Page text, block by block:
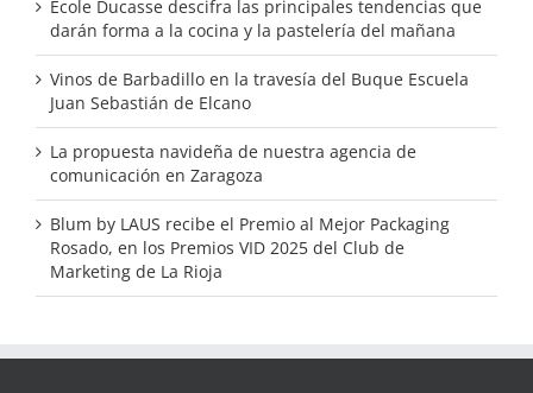
École Ducasse descifra las principales tendencias que
darán forma a la cocina y la pastelería del mañana
Vinos de Barbadillo en la travesía del Buque Escuela
Juan Sebastián de Elcano
La propuesta navideña de nuestra agencia de
comunicación en Zaragoza
Blum by LAUS recibe el Premio al Mejor Packaging
Rosado, en los Premios VID 2025 del Club de
Marketing de La Rioja